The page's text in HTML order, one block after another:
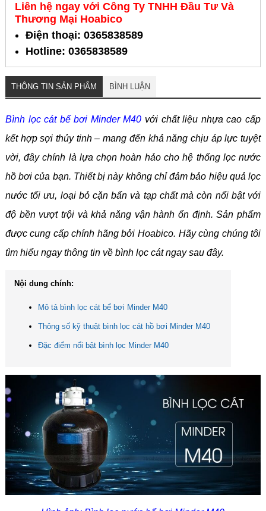
Liên hệ ngay với Công Ty TNHH Đầu Tư Và
Thương Mại Hoabico
Điện thoại: 0365838589
Hotline: 0365838589
THÔNG TIN SẢN PHẨM BÌNH LUẬN
Bình lọc cát bể bơi Minder M40 với chất liệu nhựa cao cấp
kết hợp sợi thủy tinh – mang đến khả năng chịu áp lực tuyệt
vời, đây chính là lựa chọn hoàn hảo cho hệ thống lọc nước
hồ bơi của bạn. Thiết bị này không chỉ đảm bảo hiệu quả lọc
nước tối ưu, loại bỏ cặn bẩn và tạp chất mà còn nổi bật với
độ bền vượt trội và khả năng vận hành ổn định. Sản phẩm
được cung cấp chính hãng bởi Hoabico. Hãy cùng chúng tôi
tìm hiểu ngay thông tin về bình lọc cát ngay sau đây.
Nội dung chính:
Mô tả bình lọc cát bể bơi Minder M40
Thông số kỹ thuật bình lọc cát hồ bơi Minder M40
Đặc điểm nổi bật bình lọc Minder M40